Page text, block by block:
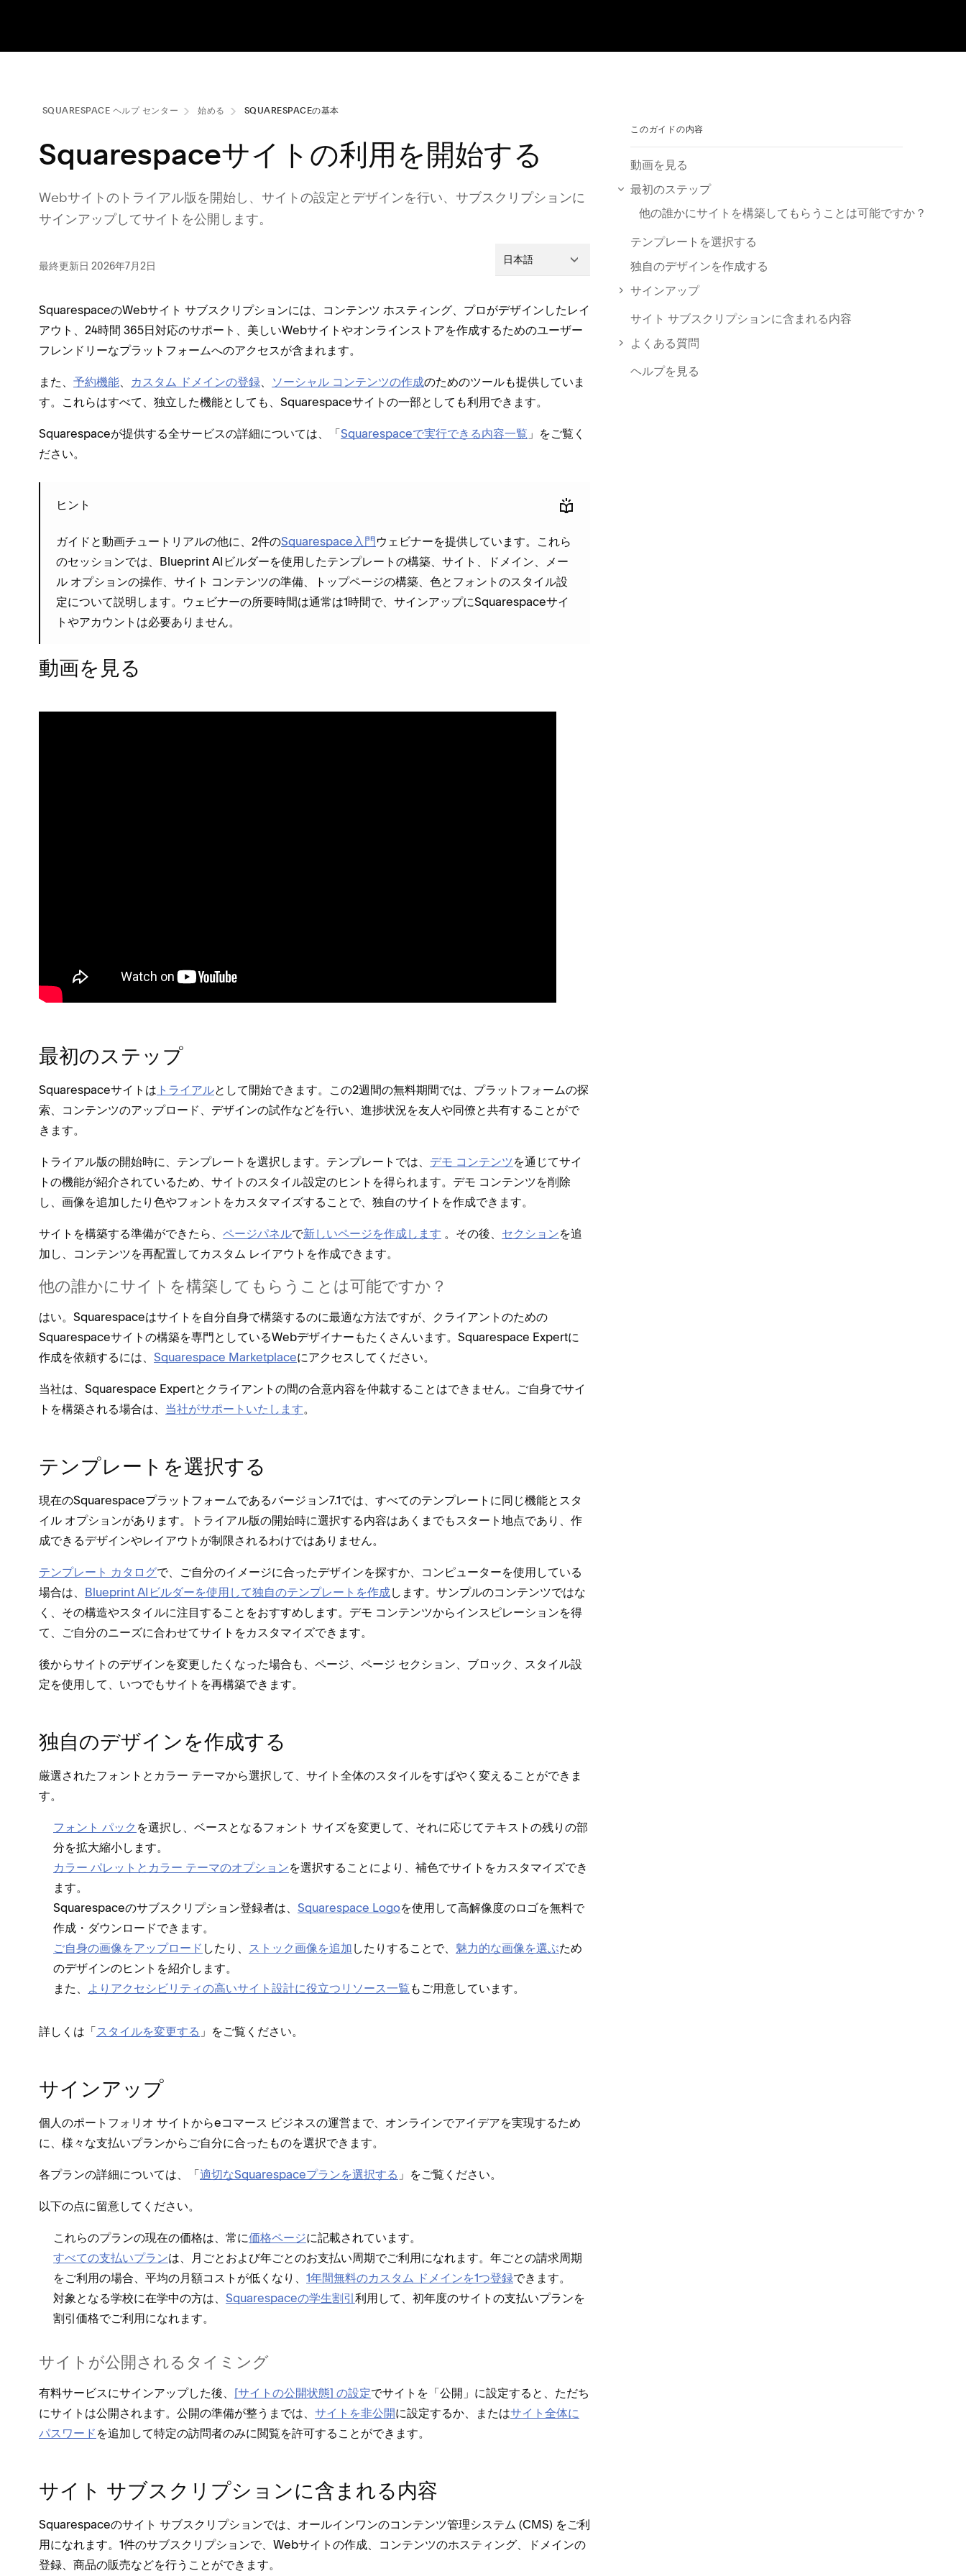
SQUARESPACE ヘルプ センタ⁠ー 始める SQUARESPACEの基本
Squarespaceサイトの利用を開始する
Webサイトのトライアル版を開始し⁠、サイトの設定とデザインを行い⁠、サブスクリプシ⁠ョンに
サインア⁠ップしてサイトを公開します⁠。
最終更新日 2026年7月2日 日本語
SquarespaceのWebサイト サブスクリプシ⁠ョンには⁠、コンテンツ ホステ⁠ィング⁠、プロがデザインしたレイ
アウト⁠、24時間 365日対応のサポ⁠ート⁠、美しいWebサイトやオンラインストアを作成するためのユ⁠ーザ⁠ー
フレンドリ⁠ーなプラ⁠ットフ⁠ォ⁠ームへのアクセスが含まれます⁠。
また⁠、 予約機能⁠、 カスタム ドメインの登録⁠、 ソ⁠ーシ⁠ャル コンテンツの作成のためのツ⁠ールも提供していま
す⁠。これらはすべて⁠、独立した機能としても⁠、Squarespaceサイトの一部としても利用できます⁠。
Squarespaceが提供する全サ⁠ービスの詳細については⁠、「⁠Squarespaceで実行できる内容一覧 ⁠」をご覧く
ださい⁠。
ヒント
ガイドと動画チ⁠ュ⁠ートリアルの他に⁠、2件のSquarespace入門ウ⁠ェビナ⁠ーを提供しています⁠。これら
のセ⁠ッシ⁠ョンでは⁠、Blueprint AIビルダ⁠ーを使用したテンプレ⁠ートの構築⁠、サイト⁠、ドメイン⁠、メ⁠ー
ル オプシ⁠ョンの操作⁠、サイト コンテンツの準備⁠、ト⁠ップペ⁠ージの構築⁠、色とフ⁠ォントのスタイル設
定について説明します⁠。ウ⁠ェビナ⁠ーの所要時間は通常は1時間で⁠、サインア⁠ップにSquarespaceサイ
トやアカウントは必要ありません⁠。
動画を見る
最初のステ⁠ップ
Squarespaceサイトは トライアルとして開始できます⁠。この2週間の無料期間では⁠、プラ⁠ットフ⁠ォ⁠ームの探
索⁠、コンテンツのア⁠ップロ⁠ード⁠、デザインの試作などを行い⁠、進捗状況を友人や同僚と共有することがで
きます⁠。
トライアル版の開始時に⁠、テンプレ⁠ートを選択します⁠。テンプレ⁠ートでは⁠、 デモ コンテンツを通じてサイ
トの機能が紹介されているため⁠、サイトのスタイル設定のヒントを得られます⁠。デモ コンテンツを削除
し⁠、画像を追加したり色やフ⁠ォントをカスタマイズすることで⁠、独自のサイトを作成できます⁠。
サイトを構築する準備ができたら⁠、 ペ⁠ージパネルで新しいペ⁠ージを作成します ⁠。その後⁠、 セクシ⁠ョンを追
加し⁠、コンテンツを再配置してカスタム レイアウトを作成できます⁠。
他の誰かにサイトを構築してもらうことは可能ですか⁠？
はい⁠。Squarespaceはサイトを自分自身で構築するのに最適な方法ですが⁠、クライアントのための
Squarespaceサイトの構築を専門としているWebデザイナ⁠ーもたくさんいます⁠。Squarespace Expertに
作成を依頼するには⁠、 Squarespace Marketplaceにアクセスしてください⁠。
当社は⁠、Squarespace Expertとクライアントの間の合意内容を仲裁することはできません⁠。ご自身でサイ
トを構築される場合は⁠、 当社がサポ⁠ートいたします⁠。
テンプレ⁠ートを選択する
現在のSquarespaceプラ⁠ットフ⁠ォ⁠ームであるバ⁠ージ⁠ョン7⁠.1では⁠、すべてのテンプレ⁠ートに同じ機能とスタ
イル オプシ⁠ョンがあります⁠。トライアル版の開始時に選択する内容はあくまでもスタ⁠ート地点であり⁠、作
成できるデザインやレイアウトが制限されるわけではありません⁠。
テンプレ⁠ート カタログで⁠、ご自分のイメ⁠ージに合⁠ったデザインを探すか⁠、コンピ⁠ュ⁠ータ⁠ーを使用している
場合は⁠、 Blueprint AIビルダ⁠ーを使用して独自のテンプレ⁠ートを作成します⁠。サンプルのコンテンツではな
く⁠、その構造やスタイルに注目することをおすすめします⁠。デモ コンテンツからインスピレ⁠ーシ⁠ョンを得
て⁠、ご自分のニ⁠ーズに合わせてサイトをカスタマイズできます⁠。
後からサイトのデザインを変更したくな⁠った場合も⁠、ペ⁠ージ⁠、ペ⁠ージ セクシ⁠ョン⁠、ブロ⁠ック⁠、スタイル設
定を使用して⁠、いつでもサイトを再構築できます⁠。
独自のデザインを作成する
厳選されたフ⁠ォントとカラ⁠ー テ⁠ーマから選択して⁠、サイト全体のスタイルをすばやく変えることができま
す⁠。
フ⁠ォント パ⁠ック を選択し⁠、ベ⁠ースとなるフ⁠ォント サイズを変更して⁠、それに応じてテキストの残りの部
分を拡大縮小します⁠。
カラ⁠ー パレ⁠ットとカラ⁠ー テ⁠ーマのオプシ⁠ョンを選択することにより⁠、補色でサイトをカスタマイズでき
ます⁠。
Squarespaceのサブスクリプシ⁠ョン登録者は⁠、 Squarespace Logoを使用して高解像度のロゴを無料で
作成⁠・ダウンロ⁠ードできます⁠。
ご自身の画像をア⁠ップロ⁠ード したり⁠、 スト⁠ック画像を追加 したりすることで⁠、 魅力的な画像を選ぶため
のデザインのヒントを紹介します⁠。
また⁠、 よりアクセシビリテ⁠ィの高いサイト設計に役立つリソ⁠ース一覧 もご用意しています⁠。
詳しくは「⁠スタイルを変更する ⁠」をご覧ください⁠。
サインア⁠ップ
個人のポ⁠ートフ⁠ォリオ サイトからeコマ⁠ース ビジネスの運営まで⁠、オンラインでアイデアを実現するため
に⁠、様⁠々な支払いプランからご自分に合⁠ったものを選択できます⁠。
各プランの詳細については⁠、「⁠適切なSquarespaceプランを選択する ⁠」をご覧ください⁠。
以下の点に留意してください⁠。
これらのプランの現在の価格は⁠、常に価格ペ⁠ージに記載されています⁠。
すべての支払いプランは⁠、月ごとおよび年ごとのお支払い周期でご利用になれます⁠。年ごとの請求周期
をご利用の場合⁠、平均の月額コストが低くなり⁠、 1年間無料のカスタム ドメインを1つ登録できます⁠。
対象となる学校に在学中の方は⁠、 Squarespaceの学生割引利用して⁠、初年度のサイトの支払いプランを
割引価格でご利用になれます⁠。
サイトが公開されるタイミング
有料サ⁠ービスにサインア⁠ップした後⁠、 [⁠サイトの公開状態⁠] の設定でサイトを「⁠公開⁠」に設定すると⁠、ただち
にサイトは公開されます⁠。公開の準備が整うまでは⁠、 サイトを非公開に設定するか⁠、またはサイト全体に
パスワ⁠ード を追加して特定の訪問者のみに閲覧を許可することができます⁠。
サイト サブスクリプシ⁠ョンに含まれる内容
Squarespaceのサイト サブスクリプシ⁠ョンでは⁠、オ⁠ールインワンのコンテンツ管理システム (⁠CMS⁠) をご利
用になれます⁠。1件のサブスクリプシ⁠ョンで⁠、Webサイトの作成⁠、コンテンツのホステ⁠ィング⁠、ドメインの
登録⁠、商品の販売などを行うことができます⁠。
このガイドの内容
動画を見る
最初のステ⁠ップ
他の誰かにサイトを構築してもらうことは可能ですか⁠？
テンプレ⁠ートを選択する
独自のデザインを作成する
サインア⁠ップ
サイト サブスクリプシ⁠ョンに含まれる内容
よくある質問
ヘルプを見る